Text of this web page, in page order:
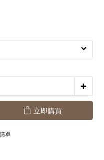
立即購買
單